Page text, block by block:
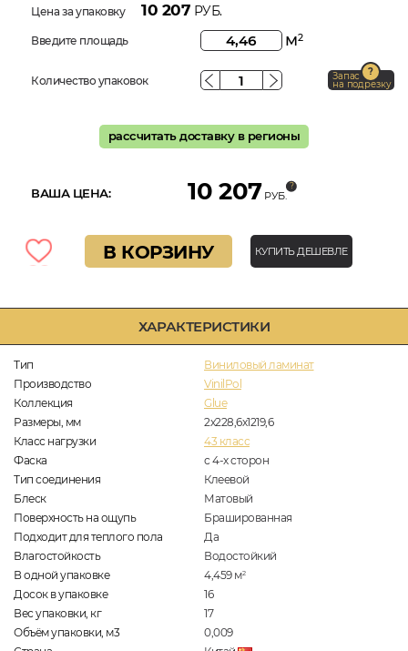
ХАРАКТЕРИСТИКИ
Тип
Виниловый ламинат
Производство
VinilPol
Коллекция
Glue
Размеры, мм
2х228,6х1219,6
Класс нагрузки
43 класс
Фаска
с 4-х сторон
Тип соединения
Клеевой
Блеск
Матовый
Поверхность на ощупь
Брашированная
Подходит для теплого пола
Да
Влагостойкость
Водостойкий
В одной упаковке
4,459 м2
Досок в упаковке
16
Вес упаковки, кг
17
Объём упаковки, м3
0,009
Цена за упаковку 10 207 РУБ.
Введите площадь м2
Количество упаковок Запас
на подрезку
рассчитать доставку в регионы
ВАША ЦЕНА: 10 207 РУБ.
В КОРЗИНУ КУПИТЬ ДЕШЕВЛЕ